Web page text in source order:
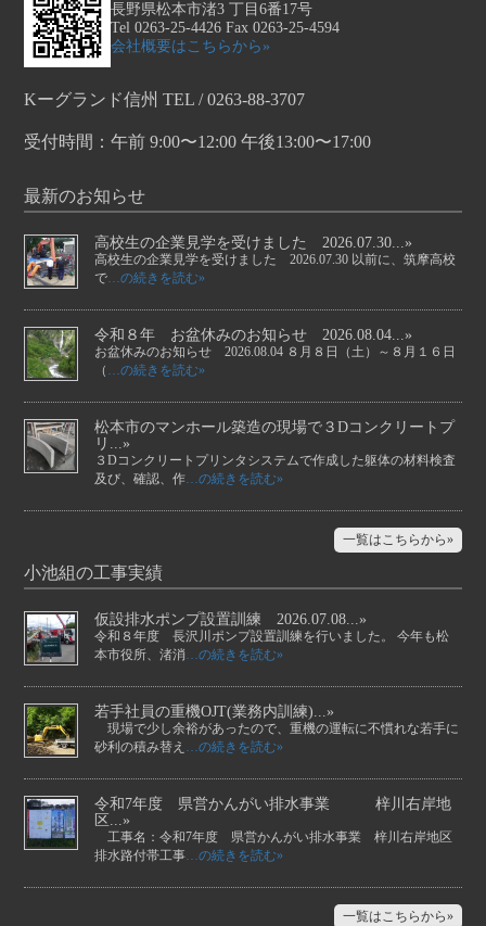
長野県松本市渚3 丁目6番17号
Tel 0263-25-4426 Fax 0263-25-4594
会社概要はこちらから»
Kーグランド信州 TEL / 0263-88-3707
受付時間：午前 9:00〜12:00 午後13:00〜17:00
最新のお知らせ
高校生の企業見学を受けました 2026.07.30...»
高校生の企業見学を受けました 2026.07.30 以前に、筑摩高校
で…の続きを読む»
令和８年 お盆休みのお知らせ 2026.08.04...»
お盆休みのお知らせ 2026.08.04 ８月８日（土）～８月１６日
（ …の続きを読む»
松本市のマンホール築造の現場で３Dコンクリートプ
リ...»
３Dコンクリートプリンタシステムで作成した躯体の材料検査
及び、確認、作…の続きを読む»
一覧はこちらから»
小池組の工事実績
仮設排水ポンプ設置訓練 2026.07.08...»
令和８年度 長沢川ポンプ設置訓練を行いました。 今年も松
本市役所、渚消…の続きを読む»
若手社員の重機OJT(業務内訓練)...»
現場で少し余裕があったので、重機の運転に不慣れな若手に
砂利の積み替え …の続きを読む»
令和7年度 県営かんがい排水事業 梓川右岸地
区...»
工事名：令和7年度 県営かんがい排水事業 梓川右岸地区
排水路付帯工事…の続きを読む»
一覧はこちらから»